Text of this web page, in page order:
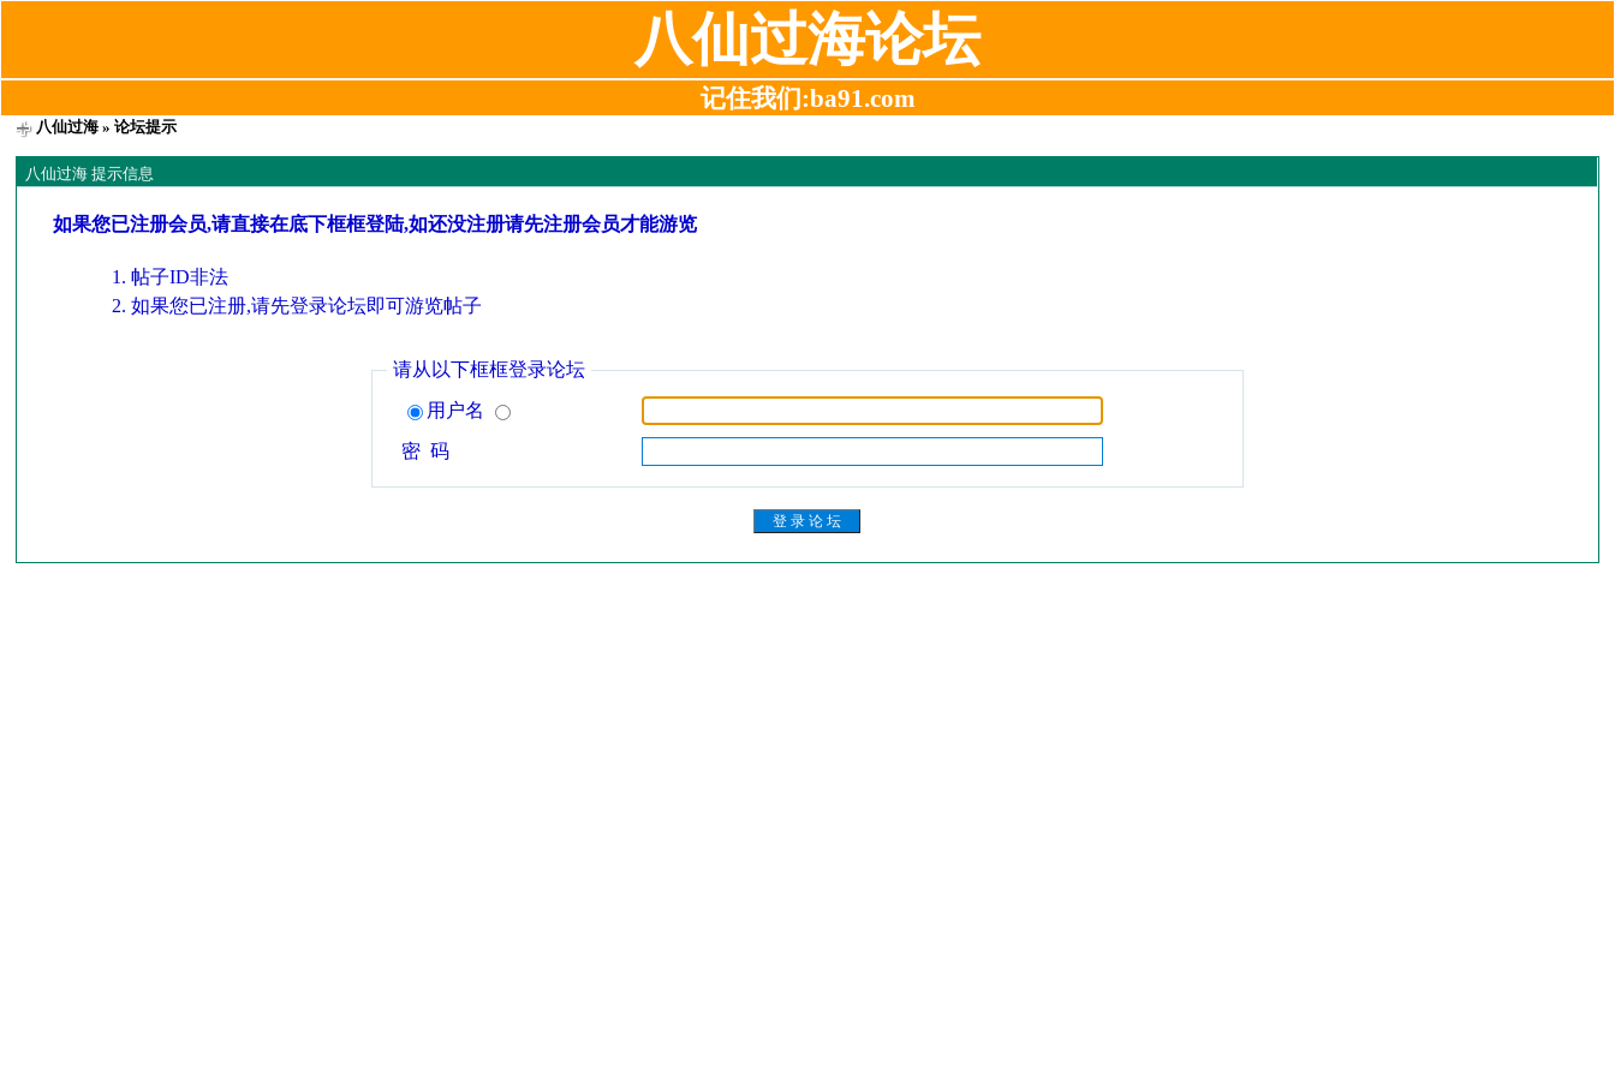
八仙过海论坛
记住我们:ba91.com
八仙过海 » 论坛提示
八仙过海 提示信息
如果您已注册会员,请直接在底下框框登陆,如还没注册请先注册会员才能游览
帖子ID非法
如果您已注册,请先登录论坛即可游览帖子
请从以下框框登录论坛
用户名
密 码